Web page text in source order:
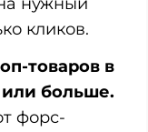
кликов.
товаров в
или больше.
форс-